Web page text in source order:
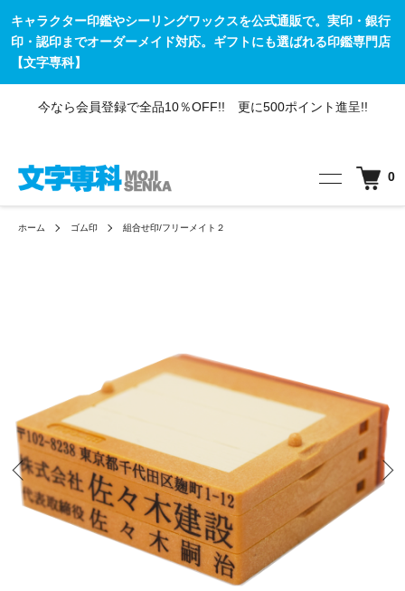
キャラクター印鑑やシーリングワックスを公式通販で。実印・銀行
印・認印までオーダーメイド対応。ギフトにも選ばれる印鑑専門店
【文字専科】
今なら会員登録で全品10％OFF!! 更に500ポイント進呈!!
0
ホーム ゴム印 組合せ印/フリーメイト２